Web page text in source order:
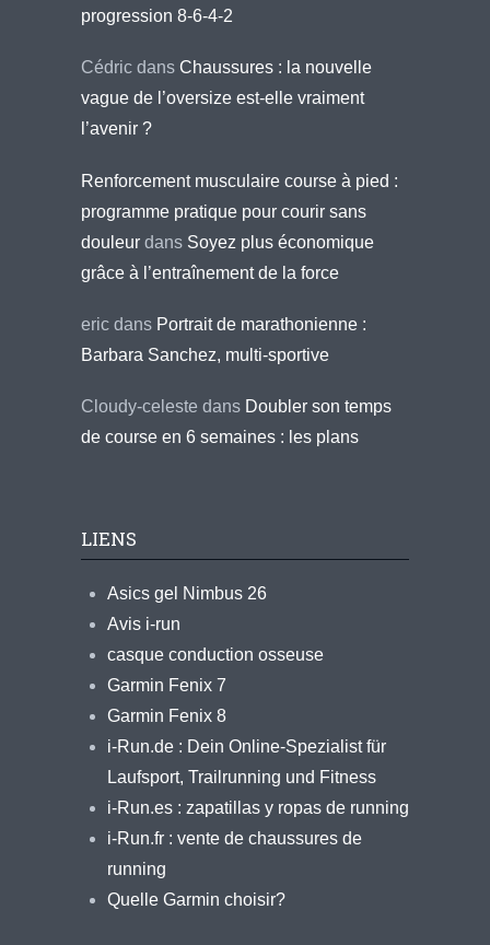
progression 8-6-4-2
Cédric dans Chaussures : la nouvelle
vague de l’oversize est-elle vraiment
l’avenir ?
Renforcement musculaire course à pied :
programme pratique pour courir sans
douleur dans Soyez plus économique
grâce à l’entraînement de la force
eric dans Portrait de marathonienne :
Barbara Sanchez, multi-sportive
Cloudy-celeste dans Doubler son temps
de course en 6 semaines : les plans
LIENS
Asics gel Nimbus 26
Avis i-run
casque conduction osseuse
Garmin Fenix 7
Garmin Fenix 8
i-Run.de : Dein Online-Spezialist für
Laufsport, Trailrunning und Fitness
i-Run.es : zapatillas y ropas de running
i-Run.fr : vente de chaussures de
running
Quelle Garmin choisir?